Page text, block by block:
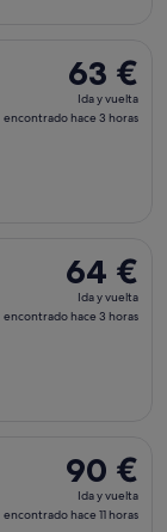
63 €
Ida
y
63 €
Ida y vuelta
encontrado hace 3 horas
64 €
Ida
y
64 €
Ida y vuelta
encontrado hace 3 horas
90 €
Ida
y
90 €
Ida y vuelta
encontrado hace 11 horas